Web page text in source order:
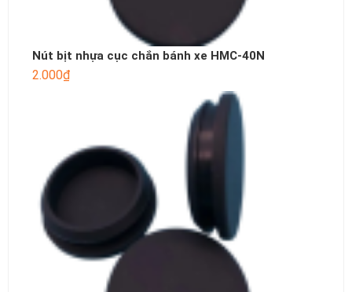
Nút bịt nhựa cục chắn bánh xe HMC-40N
2.000₫